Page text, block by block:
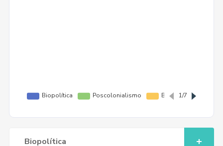
Biopolítica